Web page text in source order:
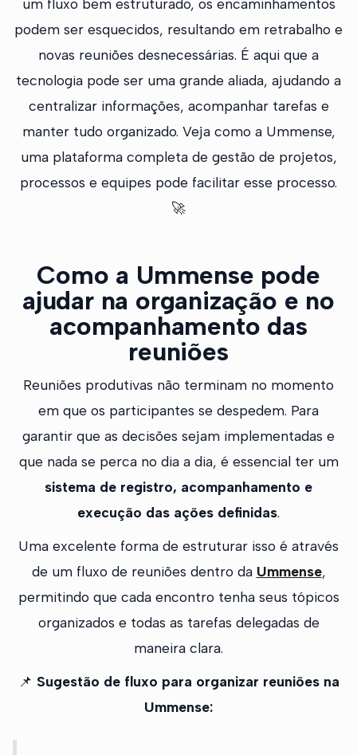
um fluxo bem estruturado, os encaminhamentos
podem ser esquecidos, resultando em retrabalho e
novas reuniões desnecessárias. É aqui que a
tecnologia pode ser uma grande aliada, ajudando a
centralizar informações, acompanhar tarefas e
manter tudo organizado. Veja como a Ummense,
uma plataforma completa de gestão de projetos,
processos e equipes pode facilitar esse processo.
🚀
Como a Ummense pode
ajudar na organização e no
acompanhamento das
reuniões
Reuniões produtivas não terminam no momento
em que os participantes se despedem. Para
garantir que as decisões sejam implementadas e
que nada se perca no dia a dia, é essencial ter um
sistema de registro, acompanhamento e
execução das ações definidas.
Uma excelente forma de estruturar isso é através
de um fluxo de reuniões dentro da Ummense,
permitindo que cada encontro tenha seus tópicos
organizados e todas as tarefas delegadas de
maneira clara.
📌 Sugestão de fluxo para organizar reuniões na
Ummense: